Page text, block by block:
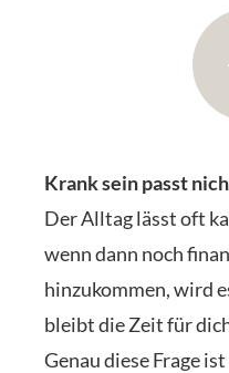
Krank sein passt
Der Alltag lässt oft
wenn dann noch
hinzukommen, wird
bleibt die Zeit für
Genau diese Frage